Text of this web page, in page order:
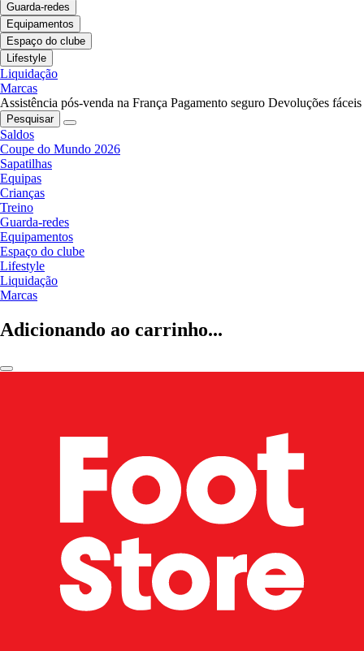
Guarda-redes
Equipamentos
Espaço do clube
Lifestyle
Liquidação
Marcas
Assistência pós-venda na França Pagamento seguro Devoluções fáceis
Pesquisar
Saldos
Coupe do Mundo 2026
Sapatilhas
Equipas
Crianças
Treino
Guarda-redes
Equipamentos
Espaço do clube
Lifestyle
Liquidação
Marcas
Adicionando ao carrinho...